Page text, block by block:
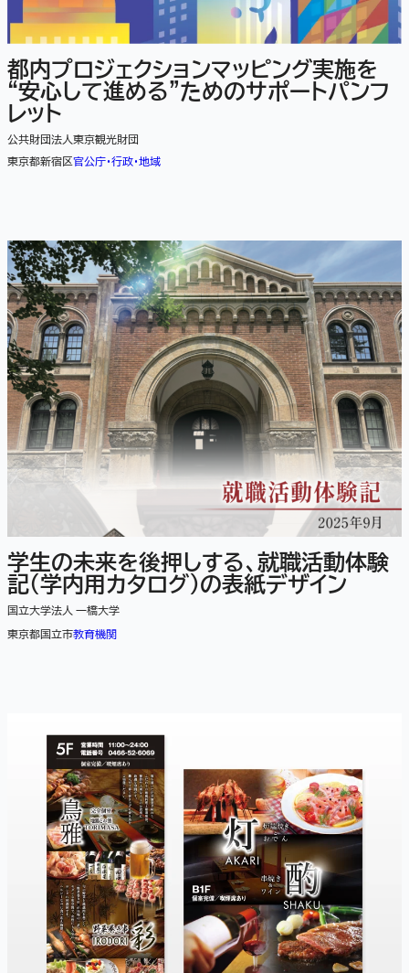
都内プロジェクションマッピング実施を
“安心して進める”ためのサポートパンフ
レット
公共財団法人東京観光財団
東京都新宿区官公庁・行政・地域
学生の未来を後押しする、就職活動体験
記（学内用カタログ）の表紙デザイン
国立大学法人 一橋大学
東京都国立市教育機関